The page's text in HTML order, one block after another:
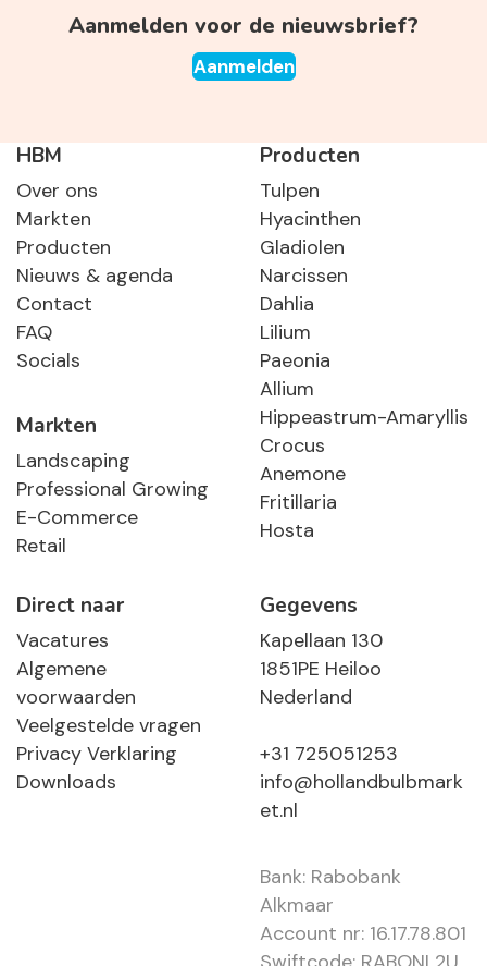
Aanmelden voor de nieuwsbrief?
Aanmelden
HBM
Over ons
Markten
Producten
Nieuws & agenda
Contact
FAQ
Socials
Markten
Landscaping
Professional Growing
E-Commerce
Retail
Producten
Tulpen
Hyacinthen
Gladiolen
Narcissen
Dahlia
Lilium
Paeonia
Allium
Hippeastrum-Amaryllis
Crocus
Anemone
Fritillaria
Hosta
Direct naar
Vacatures
Algemene
voorwaarden
Veelgestelde vragen
Privacy Verklaring
Downloads
Gegevens
Kapellaan 130
1851PE Heiloo
Nederland
+31 725051253
info@hollandbulbmark
et.nl
Bank: Rabobank
Alkmaar
Account nr: 16.17.78.801